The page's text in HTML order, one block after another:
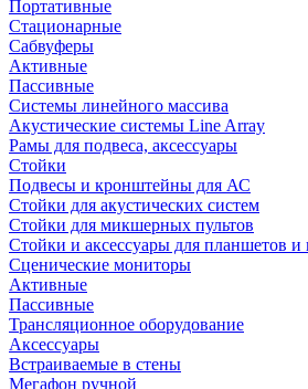
Портативные
Стационарные
Сабвуферы
Активные
Пассивные
Системы линейного массива
Акустические системы Line Array
Рамы для подвеса, аксессуары
Стойки
Подвесы и кронштейны для АС
Стойки для акустических систем
Стойки для микшерных пультов
Стойки и аксессуары для планшетов и
Сценические мониторы
Активные
Пассивные
Трансляционное оборудование
Аксессуары
Встраиваемые в стены
Мегафон ручной